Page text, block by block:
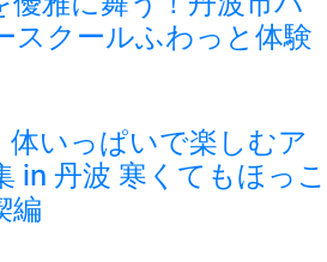
スクールふわっと体験
体いっぱいで楽しむア
in 丹波 寒くてもほっこ
編